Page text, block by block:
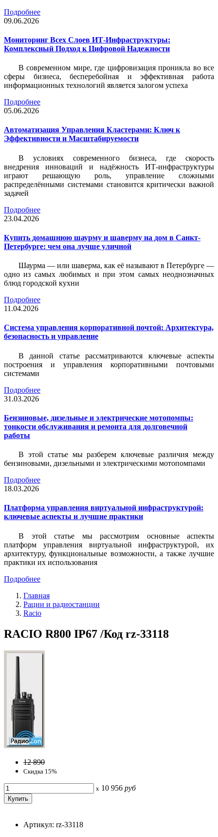
Подробнее
09.06.2026
Мониторинг Всех Слоев ИТ-Инфраструктуры:
Комплексный Подход к Цифровой Надежности
В современном мире, где цифровизация проникла во все
сферы бизнеса, бесперебойная и эффективная работа
информационных технологий является залогом успеха
Подробнее
05.06.2026
Автоматизация Управления Кластерами: Ключ к
Эффективности и Масштабируемости
В условиях современного бизнеса, где скорость
внедрения инноваций и надёжность ИТ-инфраструктуры
играют решающую роль, управление сложными
распределёнными системами становится критически важной
задачей
Подробнее
23.04.2026
Купить домашнюю шаурму и шаверму на дом в Санкт-
Петербурге: чем она лучше уличной
Шаурма — или шаверма, как её называют в Петербурге —
одно из самых любимых и при этом самых неоднозначных
блюд городской кухни
Подробнее
11.04.2026
Система управления корпоративной почтой: Архитектура,
безопасность и управление
В данной статье рассматриваются ключевые аспекты
построения и управления корпоративными почтовыми
системами
Подробнее
31.03.2026
Бензиновые, дизельные и электрические мотопомпы:
тонкости обслуживания и ремонта для долговечной
работы
В этой статье мы разберем ключевые различия между
бензиновыми, дизельными и электрическими мотопомпами
Подробнее
18.03.2026
Платформа управления виртуальной инфраструктурой:
ключевые аспекты и лучшие практики
В этой статье мы рассмотрим основные аспекты
платформ управления виртуальной инфраструктурой, их
архитектуру, функциональные возможности, а также лучшие
практики их использования
Подробнее
Главная
Рации и радиостанции
Racio
RACIO R800 IP67 /Код rz-33118
12 890
Скидка 15%
x 10 956 руб
Артикул: rz-33118